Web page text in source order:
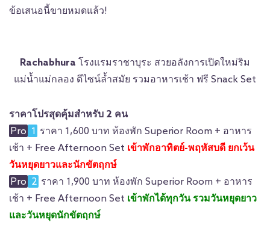
ข้อเสนอนี้ขายหมดแล้ว!
Rachabhura โรงแรมราชาบุระ สวยอลังการเปิดใหม่ริม
แม่น้ำแม่กลอง ดีไซน์ล้ำสมัย รวมอาหารเช้า ฟรี Snack Set
ราคาโปรสุดคุ้มสำหรับ 2 คน
Pro 1 ราคา 1,600 บาท ห้องพัก Superior Room + อาหาร
เช้า + Free Afternoon Set เข้าพักอาทิตย์-พฤหัสบดี ยกเว้น
วันหยุดยาวและนักขัตฤกษ์
Pro 2 ราคา 1,900 บาท ห้องพัก Superior Room + อาหาร
เช้า + Free Afternoon Set เข้าพักได้ทุกวัน รวมวันหยุดยาว
และวันหยุดนักขัตฤกษ์